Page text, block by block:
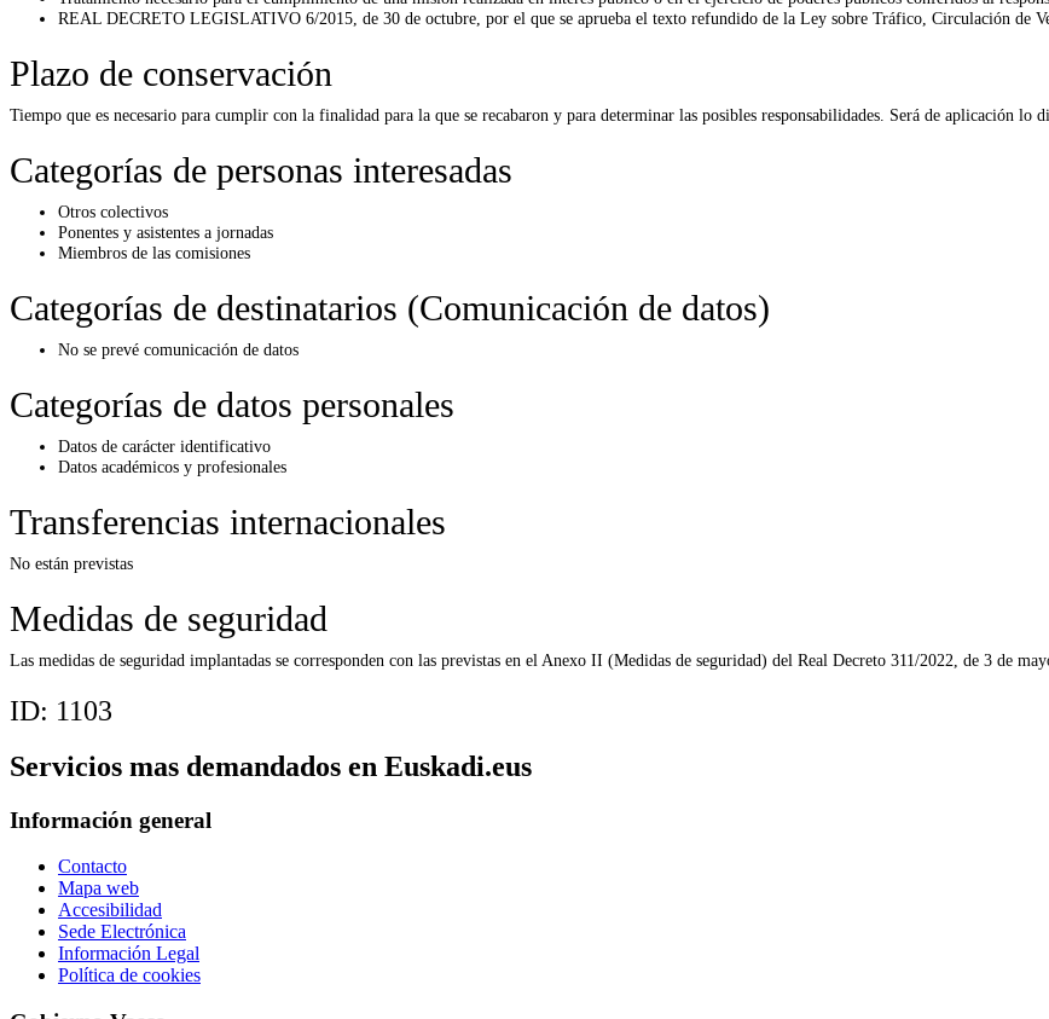
REAL DECRETO LEGISLATIVO 6/2015, de 30 de octubre, por el que se aprueba el texto refundido de la Ley sobre Tráfico, Circulación de
Plazo de conservación
Tiempo que es necesario para cumplir con la finalidad para la que se recabaron y para determinar las posibles responsabilidades. Será de aplicación lo
Categorías de personas interesadas
Otros colectivos
Ponentes y asistentes a jornadas
Miembros de las comisiones
Categorías de destinatarios (Comunicación de datos)
No se prevé comunicación de datos
Categorías de datos personales
Datos de carácter identificativo
Datos académicos y profesionales
Transferencias internacionales
No están previstas
Medidas de seguridad
Las medidas de seguridad implantadas se corresponden con las previstas en el Anexo II (Medidas de seguridad) del Real Decreto 311/2022, de 3 de
ID: 1103
Servicios mas demandados en Euskadi.eus
Información general
Contacto
Mapa web
Accesibilidad
Sede Electrónica
Información Legal
Política de cookies